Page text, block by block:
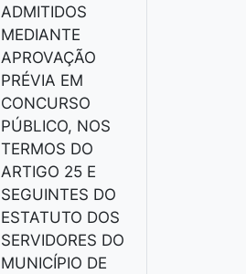
ADMITIDOS
MEDIANTE
APROVAÇÃO
PRÉVIA EM
CONCURSO
PÚBLICO, NOS
TERMOS DO
ARTIGO 25 E
SEGUINTES DO
ESTATUTO DOS
SERVIDORES DO
MUNICÍPIO DE